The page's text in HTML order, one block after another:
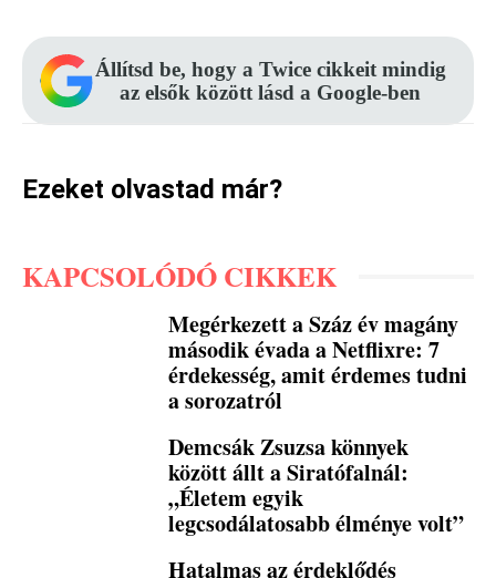
Állítsd be, hogy a Twice cikkeit mindig
az elsők között lásd a Google-ben
Ezeket olvastad már?
KAPCSOLÓDÓ CIKKEK
Megérkezett a Száz év magány
második évada a Netflixre: 7
érdekesség, amit érdemes tudni
a sorozatról
Demcsák Zsuzsa könnyek
között állt a Siratófalnál:
„Életem egyik
legcsodálatosabb élménye volt”
Hatalmas az érdeklődés